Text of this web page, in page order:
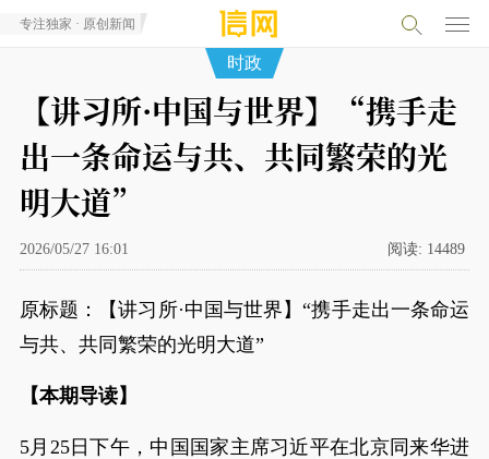
专注独家 · 原创新闻
时政
【讲习所·中国与世界】“携手走
出一条命运与共、共同繁荣的光
明大道”
2026/05/27 16:01 阅读: 14489
原标题：【讲习所·中国与世界】“携手走出一条命运
与共、共同繁荣的光明大道”
【本期导读】
5月25日下午，中国国家主席习近平在北京同来华进